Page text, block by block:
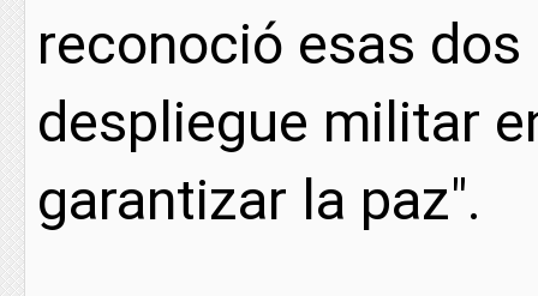
reconoció esas
despliegue militar
garantizar la paz".